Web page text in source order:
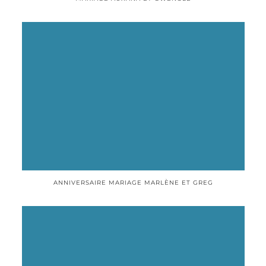
ANNIVERSAIRE MARIAGE MARLÈNE ET GREG